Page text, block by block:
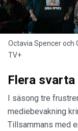
Octavia Spencer och
TV+
Flera
I säsong tre
mediebevakning
Tillsammans med